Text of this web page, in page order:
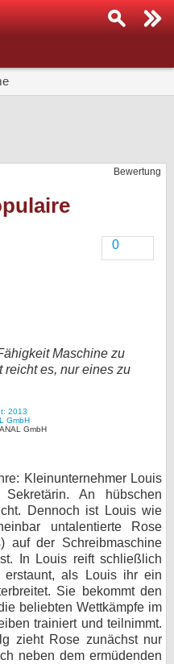
Bewertung
0
Maschine zu
reicht es, nur eines zu
GmbH
Kleinunternehmer Louis
An hübschen
Dennoch ist Louis wie
untalentierte Rose
auf der Schreibmaschine
In Louis reift schließlich
als Louis ihr ein
Sie bekommt den
beliebten Wettkämpfe im
trainiert und teilnimmt.
zieht Rose zunächst nur
neben dem ermüdenden
suchen...
Einstellungen
Ansicht